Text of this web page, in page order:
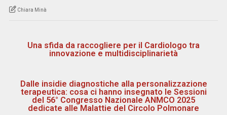
Chiara Minà
Una sfida da raccogliere per il Cardiologo tra
innovazione e multidisciplinarietà
Dalle insidie diagnostiche alla personalizzazione
terapeutica: cosa ci hanno insegnato le Sessioni
del 56° Congresso Nazionale ANMCO 2025
dedicate alle Malattie del Circolo Polmonare